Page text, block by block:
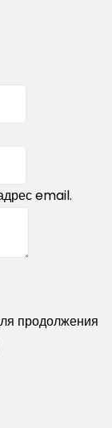
email.
продолжения